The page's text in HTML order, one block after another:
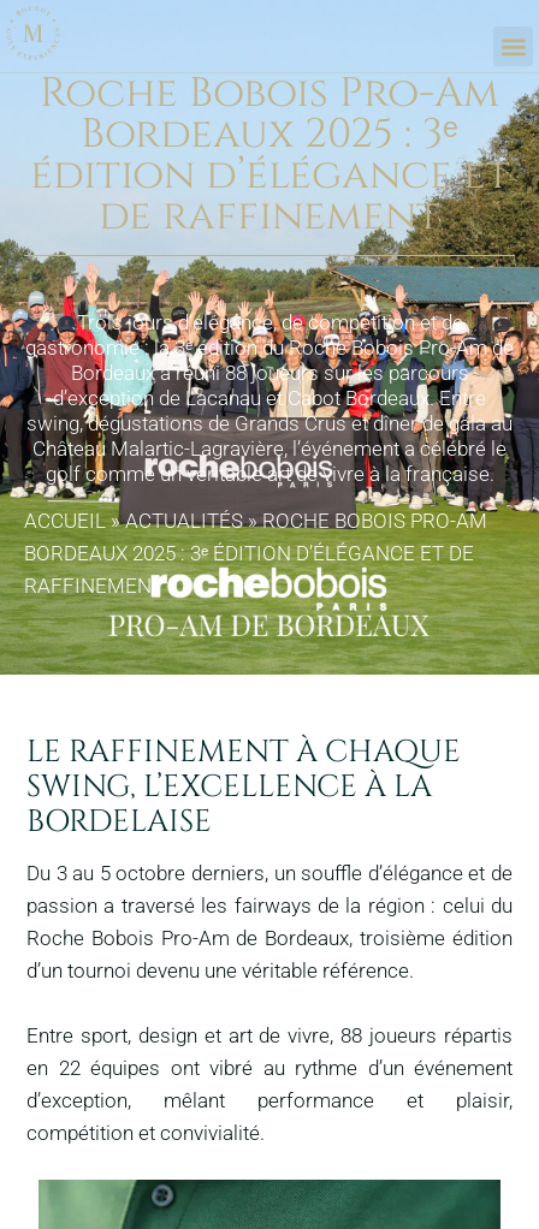
Roche Bobois Pro-Am
Bordeaux 2025 : 3ᵉ
édition d’élégance et
de raffinement
Trois jours d’élégance, de compétition et de
gastronomie : la 3ᵉ édition du Roche Bobois Pro-Am de
Bordeaux a réuni 88 joueurs sur les parcours
d’exception de Lacanau et Cabot Bordeaux. Entre
swing, dégustations de Grands Crus et dîner de gala au
Château Malartic-Lagravière, l’événement a célébré le
golf comme un véritable art de vivre à la française.
ACCUEIL»ACTUALITÉS»ROCHE BOBOIS PRO-AM
BORDEAUX 2025 : 3ᵉ ÉDITION D’ÉLÉGANCE ET DE
RAFFINEMENT
LE RAFFINEMENT À CHAQUE
SWING, L’EXCELLENCE À LA
BORDELAISE
Du 3 au 5 octobre derniers, un souffle d’élégance et de
passion a traversé les fairways de la région : celui du
Roche Bobois Pro-Am de Bordeaux, troisième édition
d’un tournoi devenu une véritable référence.
Entre sport, design et art de vivre, 88 joueurs répartis
en 22 équipes ont vibré au rythme d’un événement
d’exception, mêlant performance et plaisir,
compétition et convivialité.